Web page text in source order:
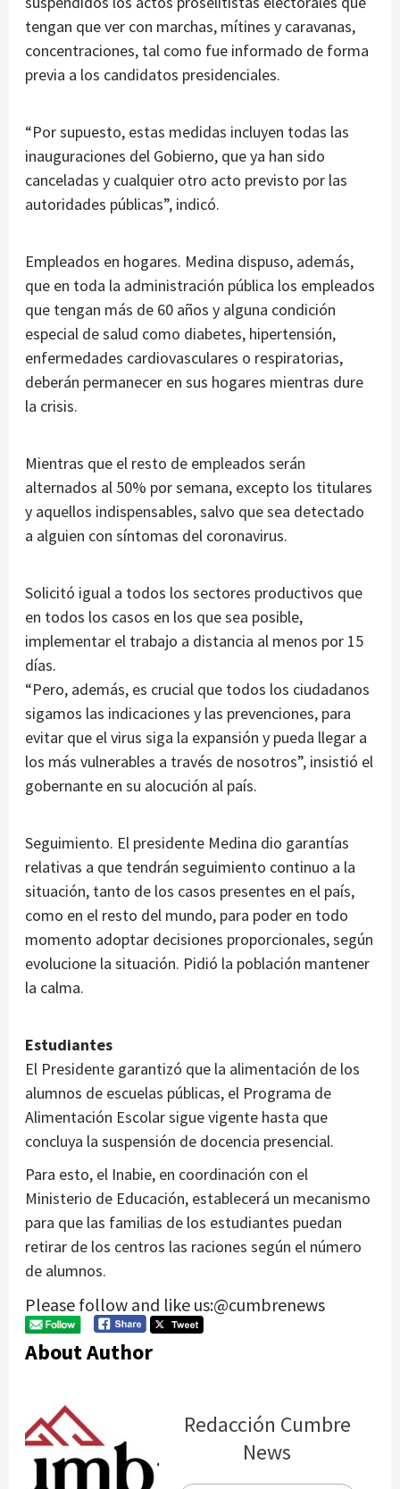
tengan que ver con marchas, mítines y caravanas,
concentraciones, tal como fue informado de forma
previa a los candidatos presidenciales.
“Por supuesto, estas medidas incluyen todas las
inauguraciones del Gobierno, que ya han sido
canceladas y cualquier otro acto previsto por las
autoridades públicas”, indicó.
Empleados en hogares. Medina dispuso, además,
que en toda la administración pública los empleados
que tengan más de 60 años y alguna condición
especial de salud como diabetes, hipertensión,
enfermedades cardiovasculares o respiratorias,
deberán permanecer en sus hogares mientras dure
la crisis.
Mientras que el resto de empleados serán
alternados al 50% por semana, excepto los titulares
y aquellos indispensables, salvo que sea detectado
a alguien con síntomas del coronavirus.
Solicitó igual a todos los sectores productivos que
en todos los casos en los que sea posible,
implementar el trabajo a distancia al menos por 15
días.
“Pero, además, es crucial que todos los ciudadanos
sigamos las indicaciones y las prevenciones, para
evitar que el virus siga la expansión y pueda llegar a
los más vulnerables a través de nosotros”, insistió el
gobernante en su alocución al país.
Seguimiento. El presidente Medina dio garantías
relativas a que tendrán seguimiento continuo a la
situación, tanto de los casos presentes en el país,
como en el resto del mundo, para poder en todo
momento adoptar decisiones proporcionales, según
evolucione la situación. Pidió la población mantener
la calma.
Estudiantes
El Presidente garantizó que la alimentación de los
alumnos de escuelas públicas, el Programa de
Alimentación Escolar sigue vigente hasta que
concluya la suspensión de docencia presencial.
Para esto, el Inabie, en coordinación con el
Ministerio de Educación, establecerá un mecanismo
para que las familias de los estudiantes puedan
retirar de los centros las raciones según el número
de alumnos.
Please follow and like us:@cumbrenews
About Author
Redacción Cumbre
News